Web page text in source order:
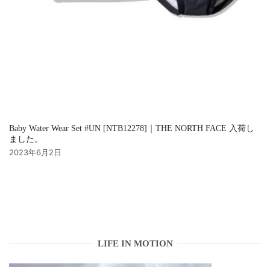
Baby Water Wear Set #UN [NTB12278]｜THE NORTH FACE 入荷し
ました。
2023年6月2日
LIFE IN MOTION